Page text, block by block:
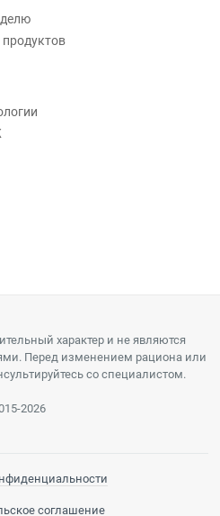
характер и не являются
Перед изменением рациона или
со специалистом.
2026
соглашение